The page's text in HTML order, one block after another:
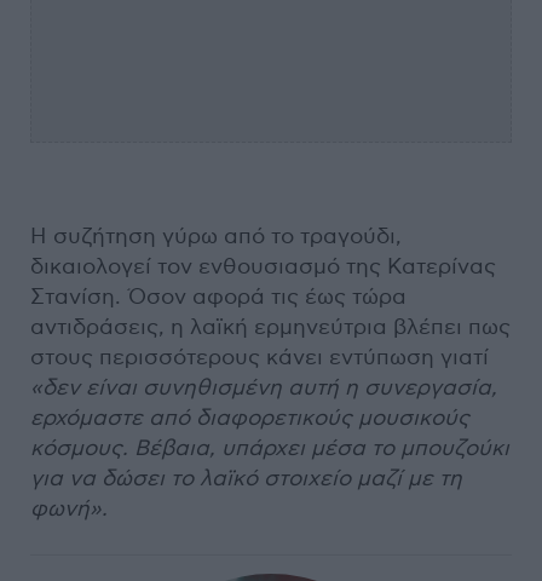
Η συζήτηση γύρω από το τραγούδι,
δικαιολογεί τον ενθουσιασμό της Κατερίνας
Στανίση. Όσον αφορά τις έως τώρα
αντιδράσεις, η λαϊκή ερμηνεύτρια βλέπει πως
στους περισσότερους κάνει εντύπωση γιατί
«δεν είναι συνηθισμένη αυτή η συνεργασία,
ερχόμαστε από διαφορετικούς μουσικούς
κόσμους. Βέβαια, υπάρχει μέσα το μπουζούκι
για να δώσει το λαϊκό στοιχείο μαζί με τη
φωνή».